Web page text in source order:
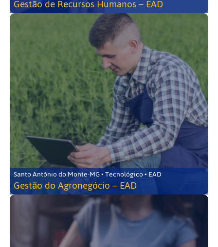
Gestão de Recursos Humanos – EAD
Santo Antônio do Monte-MG • Tecnológico • EAD
Gestão do Agronegócio – EAD